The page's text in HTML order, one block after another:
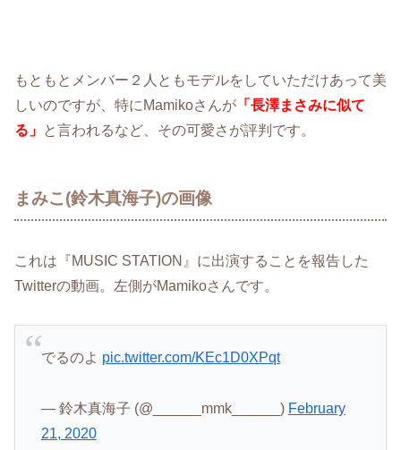
もともとメンバー２人ともモデルをしていただけあって美
しいのですが、特にMamikoさんが 「長澤まさみに似て
る」 と言われるなど、その可愛さが評判です。
まみこ(鈴木真海子)の画像
これは『MUSIC STATION』に出演することを報告した
Twitterの動画。左側がMamikoさんです。
でるのよ pic.twitter.com/KEc1D0XPqt
— 鈴木真海子 (@______mmk______) February
21, 2020